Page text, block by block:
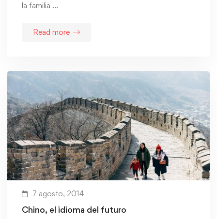
la familia …
Read more
7 agosto, 2014
Chino, el idioma del futuro